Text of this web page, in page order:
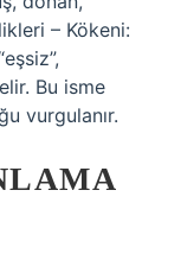
– Kökeni:
Bu isme
vurgulanır.